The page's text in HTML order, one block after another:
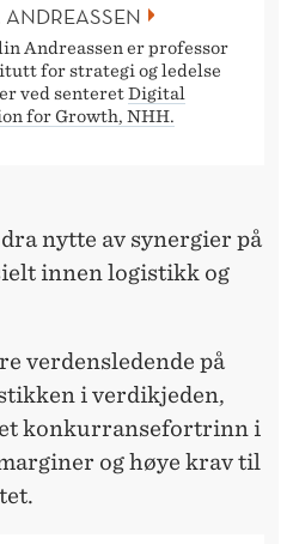
ANDREASSEN
Andreassen er professor
for strategi og ledelse
ved senteretDigital
for Growth, NHH.
nytte av synergier på
innen logistikk og
verdensledende på
i verdikjeden,
et konkurransefortrinn i
og høye krav til